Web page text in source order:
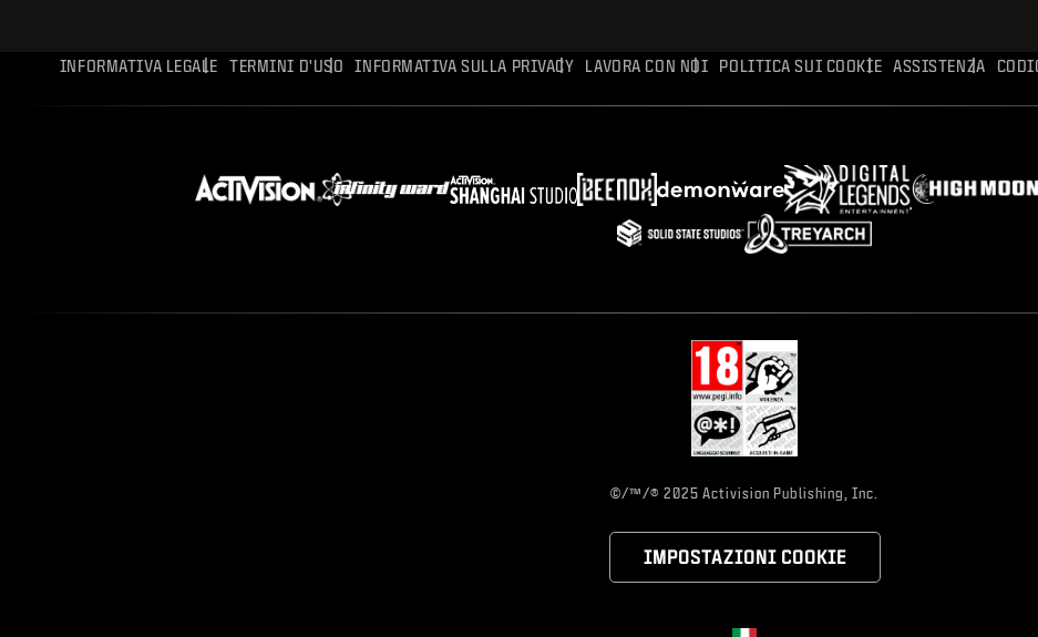
INFORMATIVA LEGALE TERMINI D'USO INFORMATIVA SULLA PRIVACY LAVORA CON NOI POLITICA SUI COOKIE ASSISTENZA
©/™/® 2025 Activision Publishing, Inc.
IMPOSTAZIONI COOKIE